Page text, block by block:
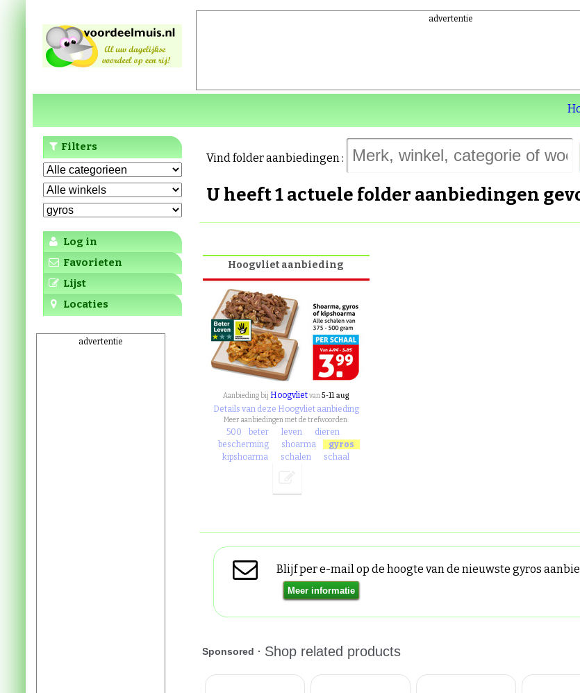
advertentie
Filters
Log in
Favorieten
Lijst
Locaties
advertentie
Vind folder aanbiedingen :
U heeft 1 actuele folder aanbiedingen
Hoogvliet aanbieding
Aanbieding bij Hoogvlietvan5-11 aug
Details van deze Hoogvliet aanbieding
Meer aanbiedingen met de trefwoorden:
500 beter leven
dieren
bescherming
shoarma
gyros
kipshoarma
schalen schaal
Blijf per e-mail op de hoogte van de nieuwste gyros